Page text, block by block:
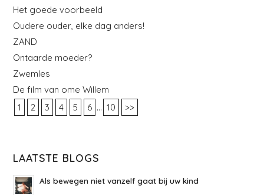
Het goede voorbeeld
Oudere ouder, elke dag anders!
ZAND
Ontaarde moeder?
Zwemles
De film van ome Willem
1
2 3 4 5 6 ... 10 >>
LAATSTE BLOGS
Als bewegen niet vanzelf gaat bij uw kind